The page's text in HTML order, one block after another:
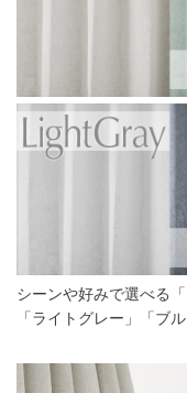
シーンや好みで選べる
「ライトグレー」「ブ